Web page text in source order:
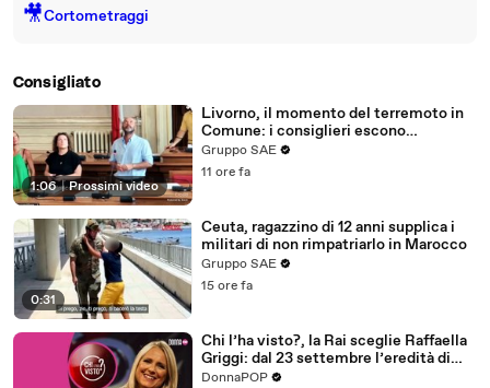
🎥Cortometraggi
Consigliato
1:06 | Prossimi video
Livorno, il momento del terremoto in
Comune: i consiglieri escono
dall'edificio - "State calmi, niente
panico"
Gruppo SAE
11 ore fa
0:31
Ceuta, ragazzino di 12 anni supplica i
militari di non rimpatriarlo in Marocco
Gruppo SAE
15 ore fa
Chi l’ha visto?, la Rai sceglie Raffaella
Griggi: dal 23 settembre l’eredità di
Federica Sciarelli
DonnaPOP